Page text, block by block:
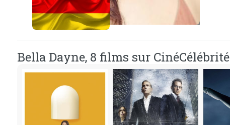
Bella Dayne, 8 films sur CinéCélébrité